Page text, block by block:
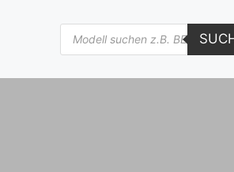
Products
search